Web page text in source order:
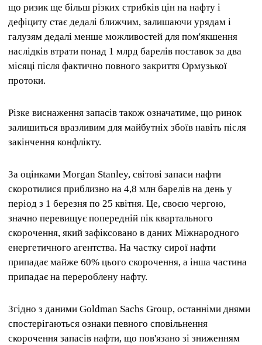
що ризик ще більш різких стрибків цін на нафту і
дефіциту стає дедалі ближчим, залишаючи урядам і
галузям дедалі менше можливостей для пом'якшення
наслідків втрати понад 1 млрд барелів поставок за два
місяці після фактично повного закриття Ормузької
протоки.
Різке виснаження запасів також означатиме, що ринок
залишиться вразливим для майбутніх збоїв навіть після
закінчення конфлікту.
За оцінками Morgan Stanley, світові запаси нафти
скоротилися приблизно на 4,8 млн барелів на день у
період з 1 березня по 25 квітня. Це, своєю чергою,
значно перевищує попередній пік квартального
скорочення, який зафіксовано в даних Міжнародного
енергетичного агентства. На частку сирої нафти
припадає майже 60% цього скорочення, а інша частина
припадає на перероблену нафту.
Згідно з даними Goldman Sachs Group, останніми днями
спостерігаються ознаки певного сповільнення
скорочення запасів нафти, що пов'язано зі зниженням